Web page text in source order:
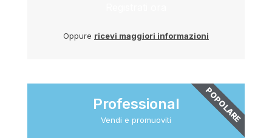
Oppure ricevi maggiori informazioni
Professional
Vendi e promuoviti POPOLARE